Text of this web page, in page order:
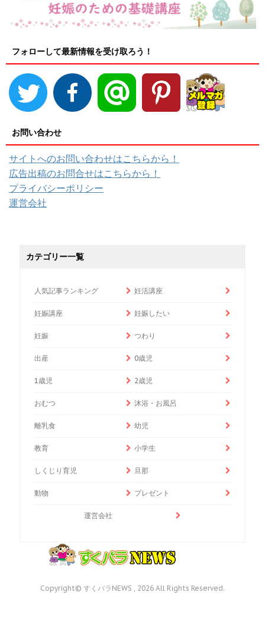
フォローして最新情報を受け取ろう！
お問い合わせ
サイトへのお問い合わせはこちらから！
広告出稿のお問合せはこちらから！
プライバシーポリシー
運営会社
カテゴリー一覧
人気記事ランキング 妊活講座
妊娠講座 妊娠したい
妊娠 つわり
出産 0歳児
1歳児 2歳児
おむつ 沐浴・お風呂
離乳食 幼児
教育 小学生
しくじり育児 旦那
動物 プレゼント
運営会社
Copyright© すくパラNEWS , 2026 All Rights Reserved.